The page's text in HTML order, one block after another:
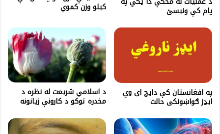
پام کې ونیسئ کیلو وزن کموي
په افغانستان کې دايچ ای وي
ايډز ګواښونکی حالت‬
د اسلامي شریعت له نظره د
مخدره توکو د کارونې زیانونه